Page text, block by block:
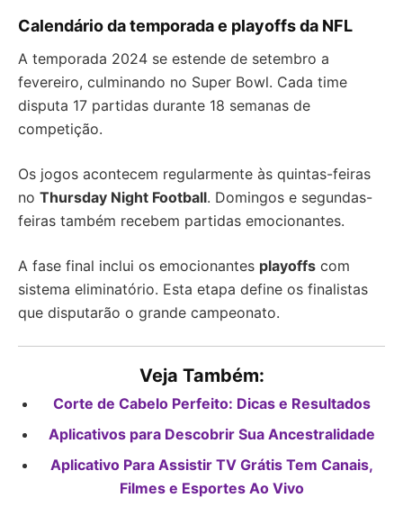
Calendário da temporada e playoffs da NFL
A temporada 2024 se estende de setembro a
fevereiro, culminando no Super Bowl. Cada time
disputa 17 partidas durante 18 semanas de
competição.
Os jogos acontecem regularmente às quintas-feiras
no Thursday Night Football. Domingos e segundas-
feiras também recebem partidas emocionantes.
A fase final inclui os emocionantes playoffs com
sistema eliminatório. Esta etapa define os finalistas
que disputarão o grande campeonato.
Veja Também:
Corte de Cabelo Perfeito: Dicas e Resultados
Aplicativos para Descobrir Sua Ancestralidade
Aplicativo Para Assistir TV Grátis Tem Canais,
Filmes e Esportes Ao Vivo